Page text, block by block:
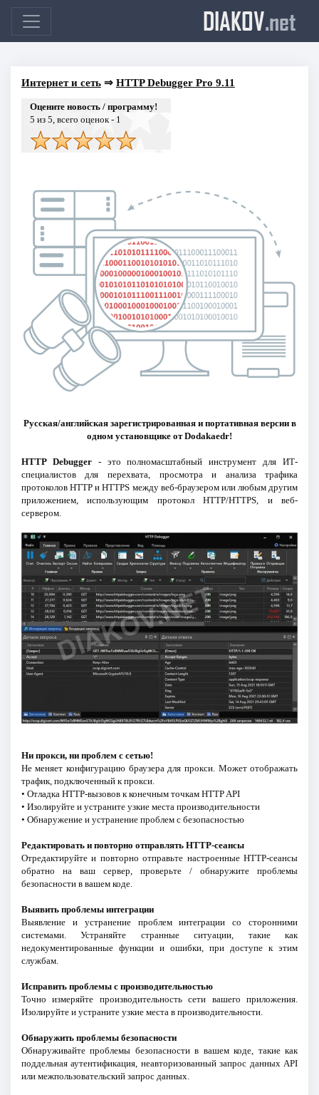
DIAKOV.net
Интернет и сеть⇒ HTTP Debugger Pro 9.11
Оцените новость / программу!
5 из 5, всего оценок - 1
Русская/английская зарегистрированная и портативная версии в
одном установщике от Dodakaedr!
HTTP Debugger- это полномасштабный инструмент для ИТ-
специалистов для перехвата, просмотра и анализа трафика
протоколов НТТР и НТТРS между веб-браузером или любым другим
приложением, использующим протокол НТТР/НТТРS, и веб-
сервером.
Ни прокси, ни проблем с сетью!
Не меняет конфигурацию браузера для прокси. Может отображать
трафик, подключенный к прокси.
• Отладка HTTP-вызовов к конечным точкам HTTP API
• Изолируйте и устраните узкие места производительности
• Обнаружение и устранение проблем с безопасностью
Редактировать и повторно отправлять HTTP-сеансы
Отредактируйте и повторно отправьте настроенные HTTP-сеансы
обратно на ваш сервер, проверьте / обнаружите проблемы
безопасности в вашем коде.
Выявить проблемы интеграции
Выявление и устранение проблем интеграции со сторонними
системами. Устраняйте странные ситуации, такие как
недокументированные функции и ошибки, при доступе к этим
службам.
Исправить проблемы с производительностью
Точно измеряйте производительность сети вашего приложения.
Изолируйте и устраните узкие места в производительности.
Обнаружить проблемы безопасности
Обнаруживайте проблемы безопасности в вашем коде, такие как
поддельная аутентификация, неавторизованный запрос данных API
или межпользовательский запрос данных.